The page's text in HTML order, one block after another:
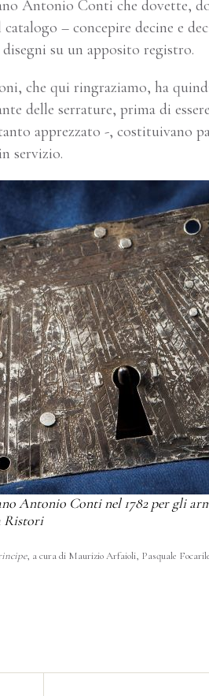
Antonio Conti che dovette,
– concepire decine e
su un apposito registro.
che qui ringraziamo, ha
delle serrature, prima di
apprezzato -, costituivano
servizio.
Antonio Conti nel 1782 per gli
Ristori
, a cura di Maurizio Arfaioli, Pasquale